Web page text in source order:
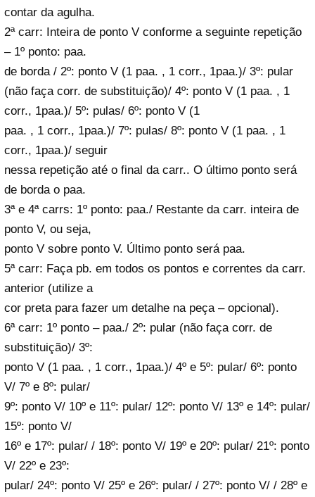
contar da agulha.
2ª carr: Inteira de ponto V conforme a seguinte repetição
– 1º ponto: paa.
de borda / 2º: ponto V (1 paa. , 1 corr., 1paa.)/ 3º: pular
(não faça corr. de substituição)/ 4º: ponto V (1 paa. , 1
corr., 1paa.)/ 5º: pulas/ 6º: ponto V (1
paa. , 1 corr., 1paa.)/ 7º: pulas/ 8º: ponto V (1 paa. , 1
corr., 1paa.)/ seguir
nessa repetição até o final da carr.. O último ponto será
de borda o paa.
3ª e 4ª carrs: 1º ponto: paa./ Restante da carr. inteira de
ponto V, ou seja,
ponto V sobre ponto V. Último ponto será paa.
5ª carr: Faça pb. em todos os pontos e correntes da carr.
anterior (utilize a
cor preta para fazer um detalhe na peça – opcional).
6ª carr: 1º ponto – paa./ 2º: pular (não faça corr. de
substituição)/ 3º:
ponto V (1 paa. , 1 corr., 1paa.)/ 4º e 5º: pular/ 6º: ponto
V/ 7º e 8º: pular/
9º: ponto V/ 10º e 11º: pular/ 12º: ponto V/ 13º e 14º: pular/
15º: ponto V/
16º e 17º: pular/ / 18º: ponto V/ 19º e 20º: pular/ 21º: ponto
V/ 22º e 23º:
pular/ 24º: ponto V/ 25º e 26º: pular/ / 27º: ponto V/ / 28º e